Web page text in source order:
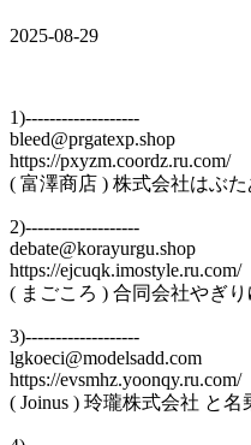
2025-08-29
1)-------------------
bleed@prgatexp.shop
https://pxyzm.coordz.ru.com/
( 富澤商店 ) 株式会社はぶ
2)-------------------
debate@korayurgu.shop
https://ejcuqk.imostyle.ru.com/
( まごころ ) 合同会社やぎ
3)-------------------
lgkoeci@modelsadd.com
https://evsmhz.yoonqy.ru.com/
( Joinus ) 玲瓏株式会社 と名